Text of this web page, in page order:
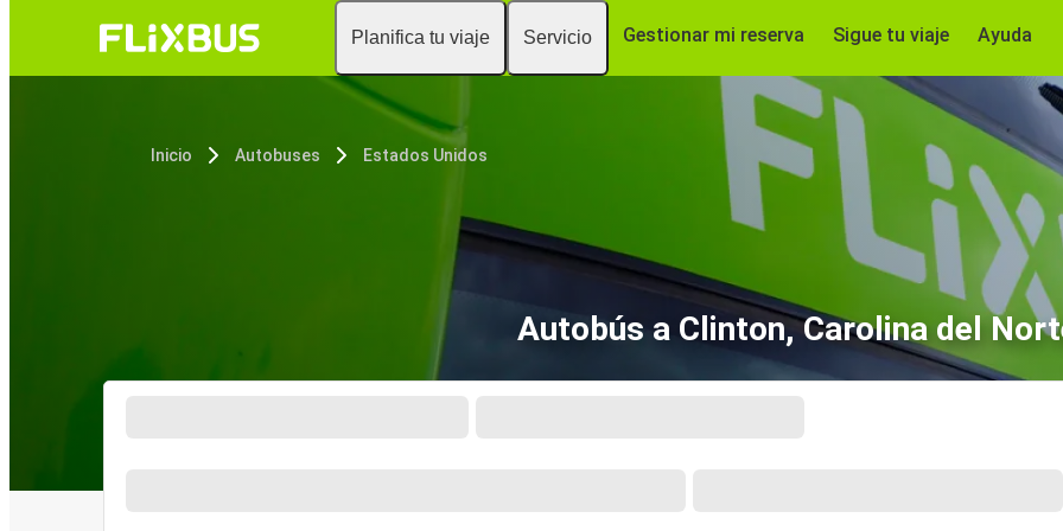
Planifica tu viaje Servicio Gestionar mi reserva Sigue tu viaje Ayuda
Inicio Autobuses Estados Unidos
Autobús a Clinton, Carolina del